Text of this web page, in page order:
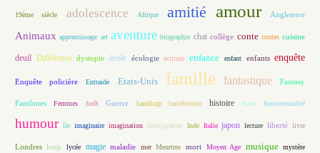
19ème siècle adolescence Afrique amitié amour Angleterre
Animaux apprentissage art aventure biographie chat collège conte contes cuisine
deuil Différence dystopie école écologie écriture enfance enfant enfants enquête
Enquête policière Entraide Etats-Unis famille fantastique Fantasy
Fantômes Femmes forêt Guerre handicap harcèlement histoire hiver homosexualité
humour île imaginaire imagination Immigration Inde Italie japon lecture liberté livre
Londres loup lycée magie maladie mer Meurtres mort Moyen Age musique mystère